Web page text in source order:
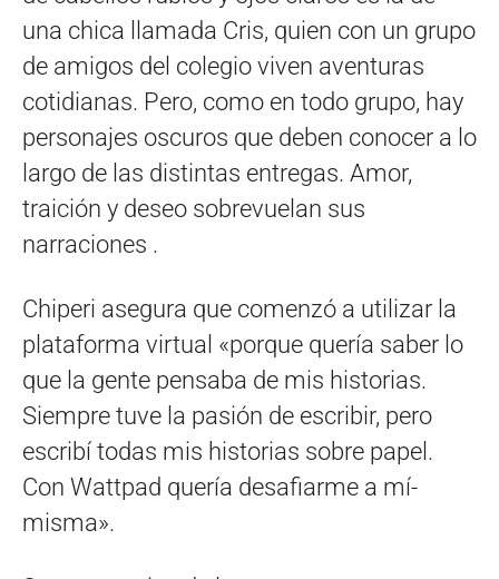
una chica llamada Cris, quien con un grupo
de amigos del colegio viven aventuras
cotidianas. Pero, como en todo grupo, hay
personajes oscuros que deben conocer a lo
largo de las distintas entregas. Amor,
traición y deseo sobrevuelan sus
narraciones .
Chiperi asegura que comenzó a utilizar la
plataforma virtual «porque quería saber lo
que la gente pensaba de mis historias.
Siempre tuve la pasión de escribir, pero
escribí­ todas mis historias sobre papel.
Con Wattpad querí­a desafiarme a mí­
misma».